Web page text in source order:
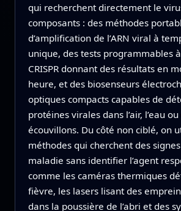
qui recherchent directement le
composants : des méthodes
d’amplification de l’ARN viral à
unique, des tests programmables
CRISPR donnant des résultats en
heure, et des biosenseurs
optiques compacts capables de
protéines virales dans l’air, l’eau
écouvillons. Du côté non ciblé, on
méthodes qui cherchent des
maladie sans identifier l’agent
comme les caméras thermiques
fièvre, les lasers lisant des
dans la poussière de l’abri et des